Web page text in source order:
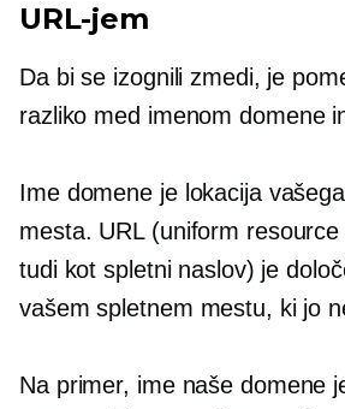
URL-jem
Da bi se izognili zmedi, je
razliko med imenom domene
Ime domene je lokacija
mesta. URL (uniform
tudi kot spletni naslov) je
vašem spletnem mestu, ki jo
Na primer, ime naše domene